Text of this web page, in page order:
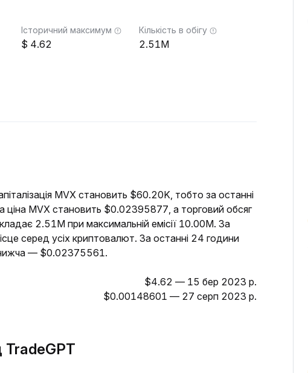
Історичний максимум
4.62
Кількість в обігу
2.51M
MVX становить $60.20K, тобто за останні
MVX становить $0.02395877, а торговий обсяг
2.51M при максимальній емісії 10.00M. За
серед усіх криптовалют. За останні 24 години
— $0.02375561.
$4.62 — 15 бер 2023 р.
$0.00148601 — 27 серп 2023 р.
TradeGPT